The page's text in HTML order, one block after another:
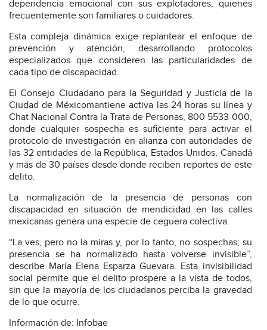
dependencia emocional con sus explotadores, quienes
frecuentemente son familiares o cuidadores.
Esta compleja dinámica exige replantear el enfoque de
prevención y atención, desarrollando protocolos
especializados que consideren las particularidades de
cada tipo de discapacidad.
El Consejo Ciudadano para la Seguridad y Justicia de la
Ciudad de Méxicomantiene activa las 24 horas su línea y
Chat Nacional Contra la Trata de Personas, 800 5533 000,
donde cualquier sospecha es suficiente para activar el
protocolo de investigación en alianza con autoridades de
las 32 entidades de la República, Estados Unidos, Canadá
y más de 30 países desde donde reciben reportes de este
delito.
La normalización de la presencia de personas con
discapacidad en situación de mendicidad en las calles
mexicanas genera una especie de ceguera colectiva.
“La ves, pero no la miras y, por lo tanto, no sospechas; su
presencia se ha normalizado hasta volverse invisible”,
describe María Elena Esparza Guevara. Esta invisibilidad
social permite que el delito prospere a la vista de todos,
sin que la mayoría de los ciudadanos perciba la gravedad
de lo que ocurre.
Información de: Infobae